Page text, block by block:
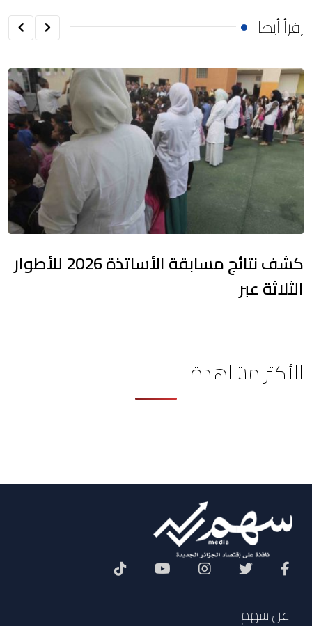
إقرأ أيضا
كشف نتائج مسابقة الأساتذة 2026 للأطوار
الثلاثة عبر
الأكثر مشاهدة
عن سهم